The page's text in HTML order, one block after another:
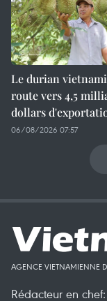
Le durian
route vers 4,5
dollars
06/08/2026 07:57
AGENCE VIETNAMIENNE
Rédacteur en